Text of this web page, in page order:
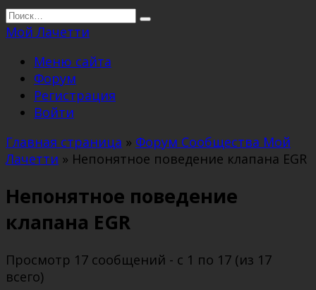
Перейти
к
Search
for:
Мой Лачетти
Меню сайта
Форум
Регистрация
Войти
Главная страница » Форум Сообщества Мой
Лачетти » Непонятное поведение клапана EGR
Непонятное поведение
клапана EGR
Просмотр 17 сообщений - с 1 по 17 (из 17
всего)